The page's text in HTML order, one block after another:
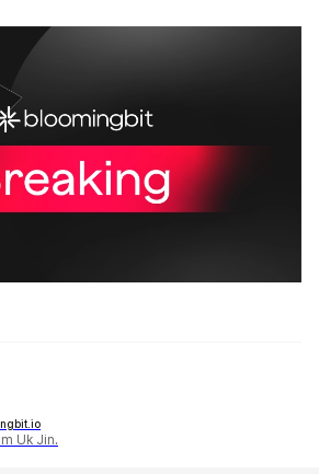
Uk Jin.